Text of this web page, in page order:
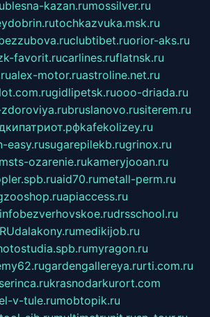
blesna-kazan.rumossilver.ru
tochkazvuka.msk.ru
clubtibet.ruorior-aks.ru
favorit.rucarlines.ruflatnsk.ru
alex-motor.ruastroline.net.ru
gidlipetsk.ruooo-driada.ru
bruslanovo.rusiterem.ru
kafekolizey.ru
easy.rusugarepilekb.rugrinox.ru
msts-ozarenie.rukameryjooan.ru
aid70.rumetall-perm.ru
apiaccess.ru
bezverhovskoe.rudrsschool.ru
dalakony.rumedikijob.ru
myragon.ru
gardengallereya.rurti.com.ru
krasnodarkurort.com
v-tule.rumobtopik.ru